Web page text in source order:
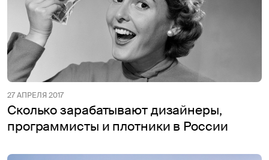
27 АПРЕЛЯ 2017
Сколько зарабатывают дизайнеры,
программисты и плотники в России